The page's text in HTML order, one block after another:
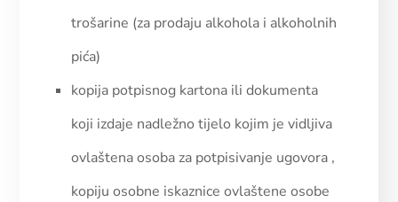
trošarine (za prodaju alkohola i alkoholnih
pića)
kopija potpisnog kartona ili dokumenta
koji izdaje nadležno tijelo kojim je vidljiva
ovlaštena osoba za potpisivanje ugovora ,
kopiju osobne iskaznice ovlaštene osobe